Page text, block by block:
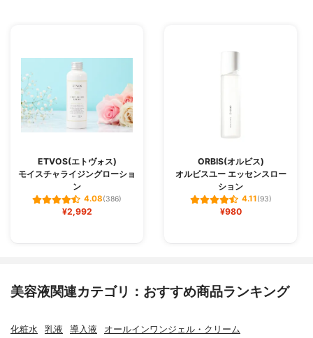
ETVOS(エトヴォス)
モイスチャライジングローショ
ン
4.08(386)
¥2,992
ORBIS(オルビス)
オルビスユー エッセンスロー
ション
4.11(93)
¥980
美容液関連カテゴリ：おすすめ商品ランキング
化粧水 乳液 導入液 オールインワンジェル・クリーム